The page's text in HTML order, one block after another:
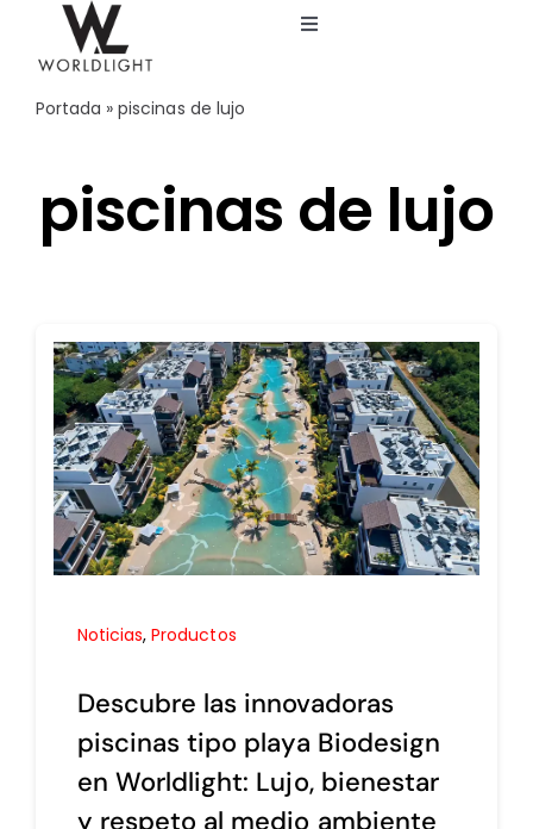
contenido
Toggle
Catálogo
Nosotros
Portada »piscinas de lujo
piscinas de lujo
Noticias,Productos
Descubre las innovadoras
piscinas tipo playa Biodesign
en Worldlight: Lujo, bienestar
y respeto al medio ambiente